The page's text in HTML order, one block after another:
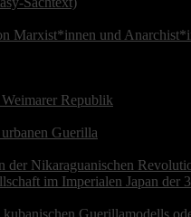
Marxist*innen und
Republik
Guerilla
der Nikaraguanischen
im Imperialen Japan der
Guerillamodells